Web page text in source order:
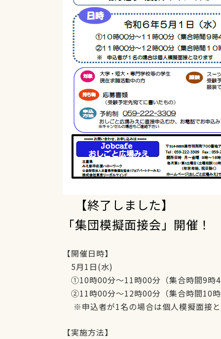
【終了しました】
「集団模擬面接会」開催！
【開催日時】
5月1日(水)
①10時00分～11時00分（集合時間9時
②11時00分～12時00分（集合時間10
※申込者が1名の場合は個人模擬面接
【実施方法】